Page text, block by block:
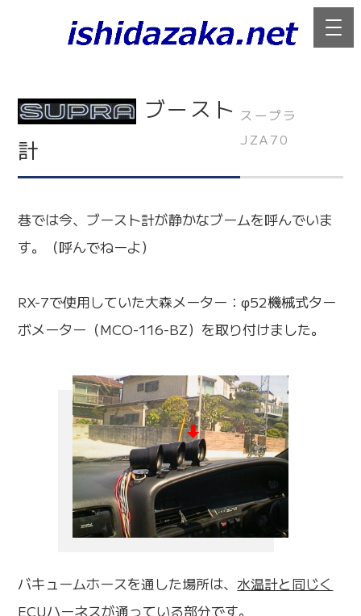
ブースト
計
スープラ
JZA70
巷では今、ブースト計が静かなブームを呼んでいま
す。（呼んでねーよ）
RX-7で使用していた大森メーター：φ52機械式ター
ボメーター（MCO-116-BZ）を取り付けました。
バキュームホースを通した場所は、水温計と同じく
ECUハーネスが通っている部分です。